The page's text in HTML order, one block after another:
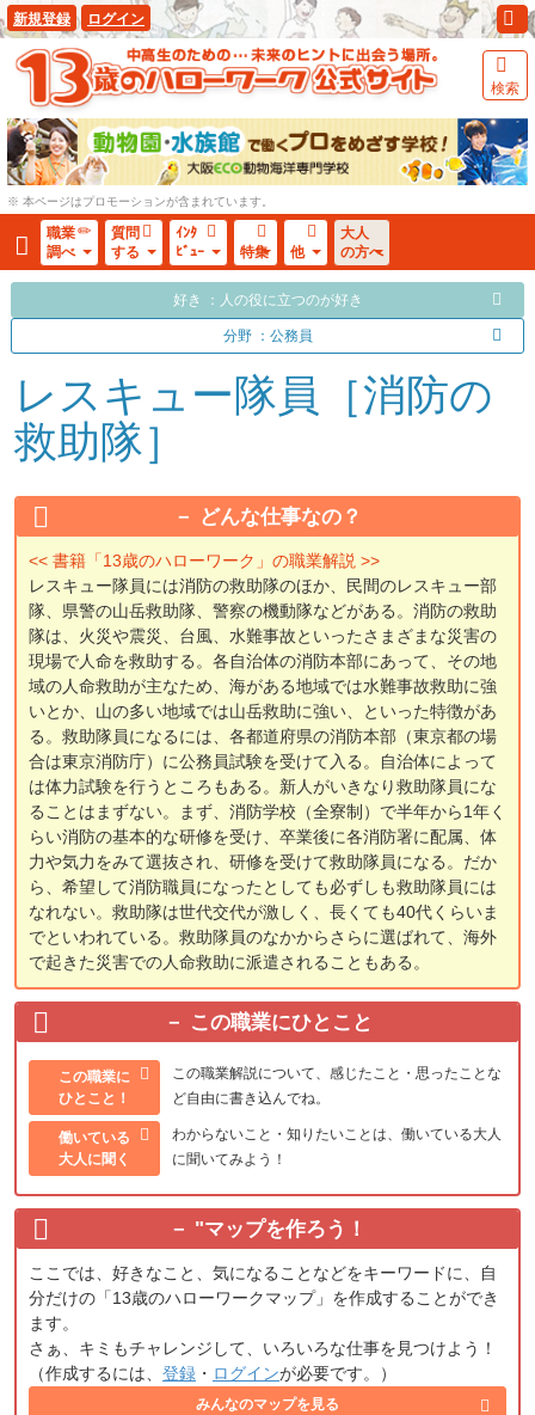
新規登録 ログイン
検索
※ 本ページはプロモーションが含まれています。
職業
調べ
質問
する
ｲﾝﾀ
ﾋﾞｭｰ
特集 他
大人
の方へ
好き ：人の役に立つのが好き
分野 ：公務員
レスキュー隊員［消防の
救助隊］
どんな仕事なの？
<< 書籍「13歳のハローワーク」の職業解説 >>
レスキュー隊員には消防の救助隊のほか、民間のレスキュー部
隊、県警の山岳救助隊、警察の機動隊などがある。消防の救助
隊は、火災や震災、台風、水難事故といったさまざまな災害の
現場で人命を救助する。各自治体の消防本部にあって、その地
域の人命救助が主なため、海がある地域では水難事故救助に強
いとか、山の多い地域では山岳救助に強い、といった特徴があ
る。救助隊員になるには、各都道府県の消防本部（東京都の場
合は東京消防庁）に公務員試験を受けて入る。自治体によって
は体力試験を行うところもある。新人がいきなり救助隊員にな
ることはまずない。まず、消防学校（全寮制）で半年から1年く
らい消防の基本的な研修を受け、卒業後に各消防署に配属、体
力や気力をみて選抜され、研修を受けて救助隊員になる。だか
ら、希望して消防職員になったとしても必ずしも救助隊員には
なれない。救助隊は世代交代が激しく、長くても40代くらいま
でといわれている。救助隊員のなかからさらに選ばれて、海外
で起きた災害での人命救助に派遣されることもある。
この職業にひとこと
この職業に
ひとこと！
この職業解説について、感じたこと・思ったことな
ど自由に書き込んでね。
働いている
大人に聞く
わからないこと・知りたいことは、働いている大人
に聞いてみよう！
"マップを作ろう！
ここでは、好きなこと、気になることなどをキーワードに、自
分だけの「13歳のハローワークマップ」を作成することができ
ます。
さぁ、キミもチャレンジして、いろいろな仕事を見つけよう！
（作成するには、 登録 ・ ログインが必要です。）
みんなのマップを見る